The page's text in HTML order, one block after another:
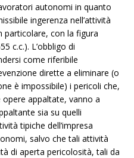
autonomi in quanto
ingerenza nell’attività
particolare, con la figura
c.c.). L’obbligo di
come riferibile
dirette a eliminare (o
è impossibile) i pericoli che,
opere appaltate, vanno a
sia su quelli
tipiche dell’impresa
salvo che tali attività
di aperta pericolosità, tali da